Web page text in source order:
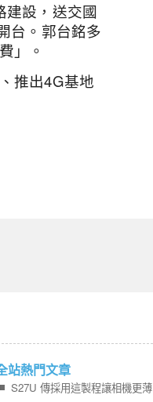
建設，送交國
台。郭台銘多
」。
推出4G基地
站熱門文章
S27U 傳採用這製程讓相機更薄